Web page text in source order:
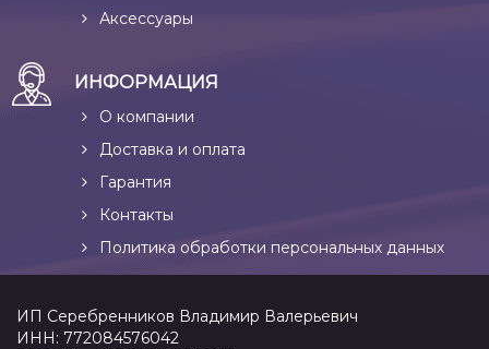
Аксессуары
ИНФОРМАЦИЯ
О компании
Доставка и оплата
Гарантия
Контакты
Политика обработки персональных данных
ИП Серебренников Владимир Валерьевич
ИНН: 772084576042